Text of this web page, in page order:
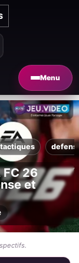
Menu
tactiques
FC 26
et